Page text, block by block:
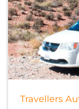
Travellers